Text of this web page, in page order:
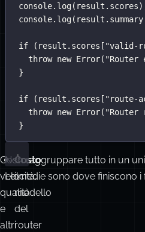
console. log
console. log
if (result.scores[ "valid-
throw new Error( "Router
}
if (result.scores[ "route-
throw new Error( "Router
}
Costo,
velocità,
qualità
e
altri
Costo:
il
modello
del
router
Non raggruppare tutto in un
Le medie sono dove finiscono i